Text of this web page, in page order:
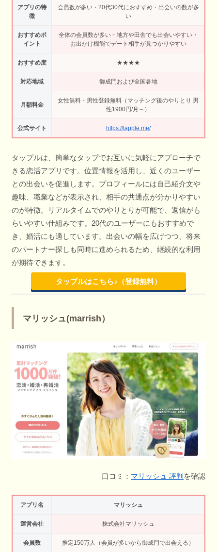
アプリの特
徴
会員数が多い・20代30代におすすめ・出会いの数が多
い
おすすめポ
イント
全体の会員数が多い・地方や田舎でも出会いやすい・
お出かけ機能でデート相手が見つかりやすい
おすすめ度 ★★★★
対応地域 御成門および全国各地
月額料金
女性無料・男性登録無料（マッチング後のやりとり 男
性1900円/月～）
公式サイト https://tapple.me/
タップルは、簡単なタップでお互いに気軽にアプローチで
きる恋活アプリです。位置情報を活用し、近くのユーザー
との出会いを促進します。プロフィールには自己紹介文や
趣味、職業などが表示され、相手の共通点が分かりやすい
のが特徴。リアルタイムでのやりとりが可能で、返信がも
らいやすい仕組みです。20代のユーザーにもおすすめで
き、婚活にも適しています。出会いの幅を広げつつ、将来
のパートナー探しも同時に進められるため、継続的な利用
が期待できます。
タップルはこちら♪（登録無料）
マリッシュ(marrish）
口コミ： マリッシュ 評判 を確認
アプリ名 マリッシュ
運営会社 株式会社マリッシュ
会員数 推定150万人（会員が多いから御成門で出会える）